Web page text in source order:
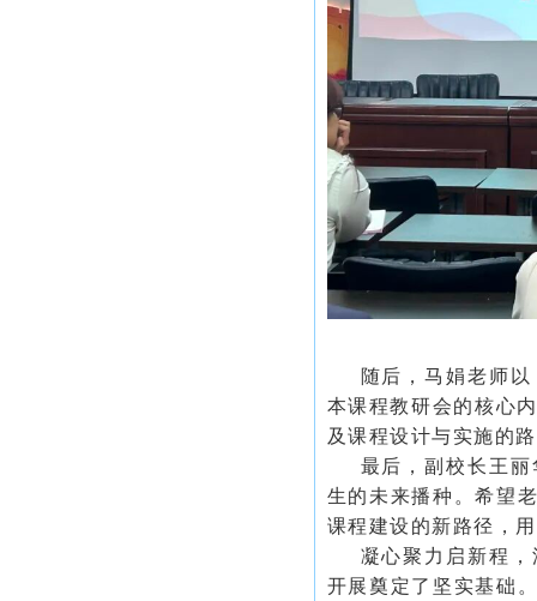
随后，马娟老师
本课程教研会的核心
及 课程设计与实施的
最后，副校长 王
生的未来播种。希望
课程建设的新路径，
凝心聚力启新程
开展奠定了坚实基础